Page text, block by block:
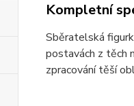
Kompletní
Sběratelská
postavách z těch
zpracování těší